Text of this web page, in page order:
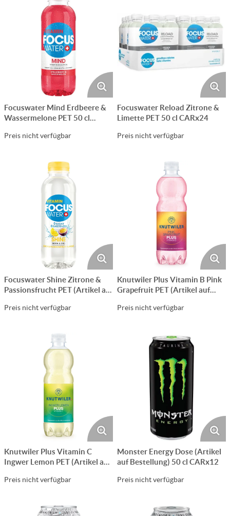
Focuswater Mind Erdbeere &
Wassermelone PET 50 cl
Preis nicht verfügbar
Focuswater Reload Zitrone &
Limette PET 50 cl CARx24
Preis nicht verfügbar
Focuswater Shine Zitrone &
Passionsfrucht PET (Artikel auf
Preis nicht verfügbar
Knutwiler Plus Vitamin B Pink
Grapefruit PET (Artikel auf
Preis nicht verfügbar
Knutwiler Plus Vitamin C
Ingwer Lemon PET (Artikel auf
Preis nicht verfügbar
Monster Energy Dose (Artikel
auf Bestellung) 50 cl CARx12
Preis nicht verfügbar